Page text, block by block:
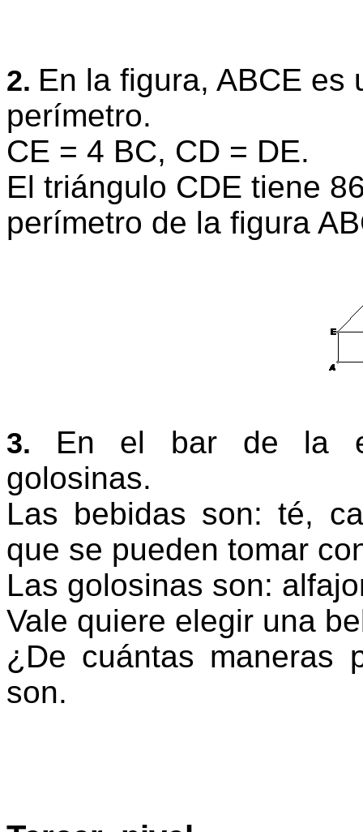
2. En la figura, ABCE es
perímetro.
CE = 4 BC, CD = DE.
El triángulo CDE tiene
perímetro de la figura
3.
En el bar de la
golosinas.
Las bebidas son: té,
que se pueden tomar
Las golosinas son:
Vale quiere elegir una
¿De cuántas maneras
son.